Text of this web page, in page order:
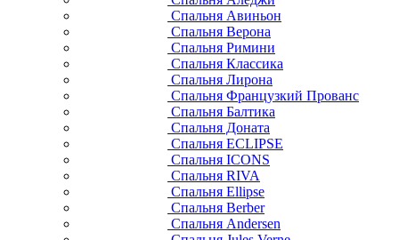
Спальня Авиньон
Спальня Верона
Спальня Римини
Спальня Классика
Спальня Лирона
Спальня Французкий Прованс
Спальня Балтика
Спальня Доната
Спальня ECLIPSE
Спальня ICONS
Спальня RIVA
Спальня Ellipse
Спальня Berber
Спальня Andersen